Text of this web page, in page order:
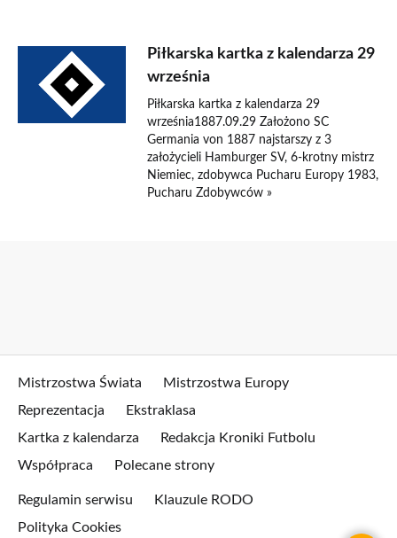
Piłkarska kartka z kalendarza 29
września
Piłkarska kartka z kalendarza 29
września1887.09.29 Założono SC
Germania von 1887 najstarszy z 3
założycieli Hamburger SV, 6-krotny mistrz
Niemiec, zdobywca Pucharu Europy 1983,
Pucharu Zdobywców »
Mistrzostwa Świata
Mistrzostwa Europy
Reprezentacja
Ekstraklasa
Kartka z kalendarza
Redakcja Kroniki Futbolu
Współpraca
Polecane strony
Regulamin serwisu
Klauzule RODO
Polityka Cookies